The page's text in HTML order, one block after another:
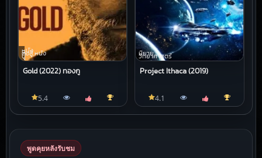
หนัง
ต่อสู้,หนัง
บู๊
Gold (2022) ทองกู
5.4
นิยาย
วิทยาศาสตร์
Project Ithaca (2019)
4.1
พูดคุยหลังรับชม